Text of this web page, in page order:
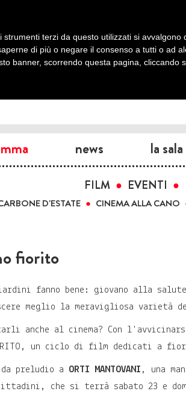
news la sala
FILM EVENTI
D'ESTATE CINEMA ALLA CANO
fiorito
fanno bene: giovano alla
meglio la meravigliosa varietà
anche al cinema? Con
FIORITO, un ciclo di film
preludio a ORTI MANTOVANI , una
che si terrà sabato 23 e
strumenti terzi da questo utilizzati si
di più o negare il consenso a tutti o ad
banner, scorrendo questa pagina, cliccando